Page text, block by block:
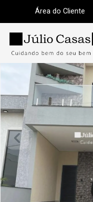
Área do Cliente